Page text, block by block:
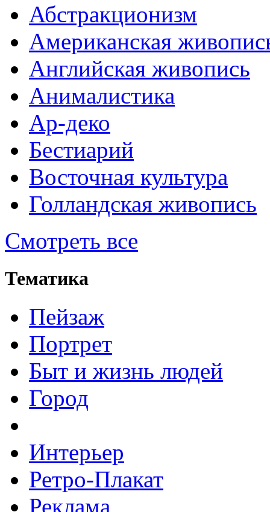
Абстракционизм
Американская
Английская живопись
Анималистика
Ар-деко
Бестиарий
Восточная культура
Голландская живопись
Смотреть все
Тематика
Пейзаж
Портрет
Быт и жизнь людей
Город
Интерьер
Ретро-Плакат
Реклама